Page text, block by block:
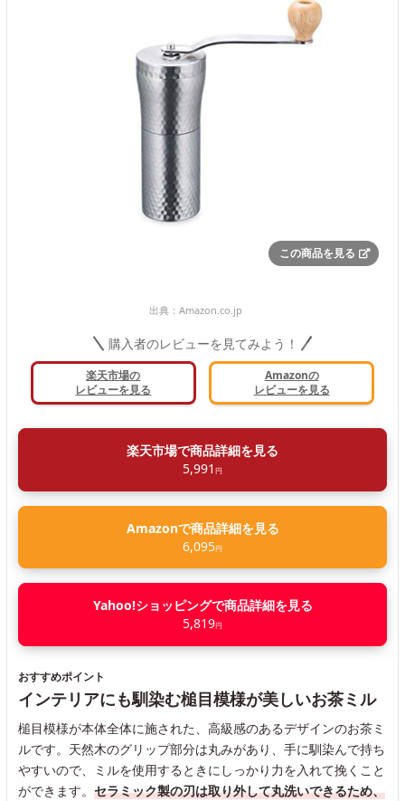
この商品を見る
出典： Amazon.co.jp
購入者のレビューを見てみよう！
楽天市場の
レビューを見る
Amazonの
レビューを見る
楽天市場で商品詳細を見る
5,991 円
Amazonで商品詳細を見る
6,095円
Yahoo!ショッピングで商品詳細を見る
5,819円
おすすめポイント
インテリアにも馴染む槌目模様が美しいお茶ミル
槌目模様が本体全体に施された、高級感のあるデザインのお茶ミ
ルです。天然木のグリップ部分は丸みがあり、手に馴染んで持ち
やすいので、ミルを使用するときにしっかり力を入れて挽くこと
ができます。 セラミック製の刃は取り外して丸洗いできるため、